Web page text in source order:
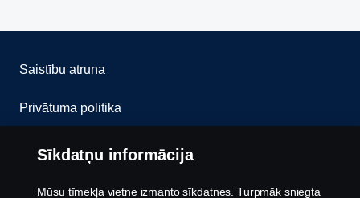
Saistību atruna
Privātuma politika
Sazinies ar mums
Trauksmes celšana
Sīkdatņu informācija
Mūsu tīmekļa vietne izmanto sīkdatnes. Turpmāk sniegta